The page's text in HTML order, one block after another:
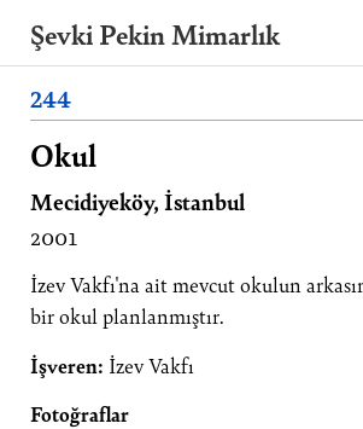
Şevki Pekin Mimarlık
mimarlık ofisini, 2020 yılından itibaren oğlu
Ömer Pekin yönetmektedir.
Projeler
Hakkımızda
Yayınlar
İletişim
EN
244
Okul
Mecidiyeköy, İstanbul
2001
İzev Vakfı'na ait mevcut okulun
bir okul planlanmıştır.
İşveren: İzev Vakfı
Fotoğraflar